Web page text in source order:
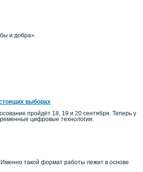
и добра».
выборах
пройдёт 18, 19 и 20 сентября. Теперь у
цифровые технологии.
Именно такой формат работы лежит в основе